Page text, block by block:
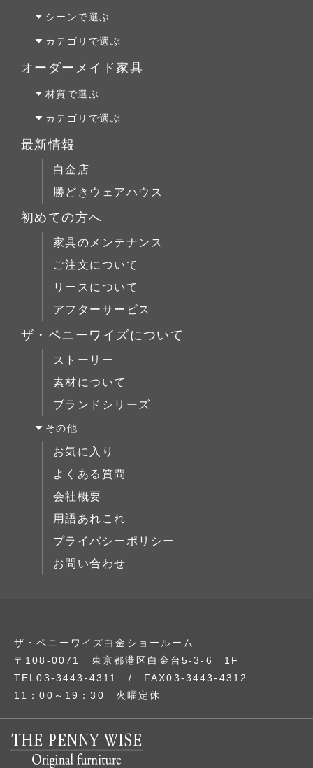
パイン材
チェリー材
Penny Wise(ペニーワイズ)
colonalteak(コロニアルチーク)
Lloyd Loom(ロイドルーム)
シーンで選ぶ
リビング
ダイニング
カテゴリで選ぶ
テーブルALL
テーブルS
チェア
キャビネット
コーヒーテーブル
ローボード
チェスト
ブックケース
デスク
ベッド
ミラー/スモールアイテム
サイドボード
展示中
オーダーメイド家具
オーダーファニチャー
オーダーキッチン＆洗面
リフォーム
材質で選ぶ
オーク材
パイン材
チェリー材
カテゴリで選ぶ
テーブルALL
テーブルS
テーブルM
テーブルL
ブックケース
デスク
ベッド
ミラー/スモールアイテム
サイドボード
展示中
最新情報
白金店
勝どきウェアハウス
初めての方へ
家具のメンテナンス
ご注文について
リースについて
アフターサービス
ザ・ペニーワイズについて
ストーリー
素材について
ブランドシリーズ
その他
お気に入り
よくある質問
会社概要
用語あれこれ
プライバシーポリシー
お問い合わせ
ザ・ペニーワイズ白金ショールーム
〒108-0071 東京都港区白金台5-3-6 1F
TEL03-3443-4311 / FAX03-3443-4312
11：00～19：30 火曜定休